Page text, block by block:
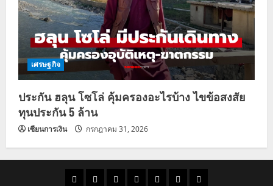
เศรษฐกิจ
ประกัน ฮลุน โซโล่ คุ้มครองอะไรบ้าง ไขข้อสงสัย
ทุนประกัน 5 ล้าน
เซียนการเงิน กรกฎาคม 31, 2026
ราคาแนว ข่าว ข่าว ดูด ที่ ผู้ชาย